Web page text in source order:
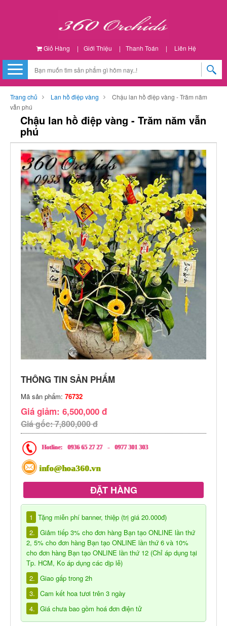
Giỏ Hàng | Giới Thiệu | Thanh Toán | Liên Hệ
Trang chủ Lan hồ điệp vàng
Chậu lan hồ điệp vàng - Trăm năm
vẫn phú
Chậu lan hồ điệp vàng - Trăm năm vẫn
phú
THÔNG TIN SẢN PHẨM
Mã sản phẩm: 76732
Giá giảm: 6,500,000 đ
Giá gốc: 7,800,000 đ
Hotline: 0936 65 27 27 - 0977 301 303
info@hoa360.vn
ĐẶT HÀNG
1
Tặng miễn phí banner, thiệp (trị giá 20.000đ)
2. Giảm tiếp 3% cho đơn hàng Bạn tạo ONLINE lần thứ
2, 5% cho đơn hàng Bạn tạo ONLINE lần thứ 6 và 10%
cho đơn hàng Bạn tạo ONLINE lần thứ 12 (Chỉ áp dụng tại
Tp. HCM, Ko áp dụng các dịp lễ)
2. Giao gấp trong 2h
3. Cam kết hoa tươi trên 3 ngày
4. Giá chưa bao gồm hoá đơn điện tử